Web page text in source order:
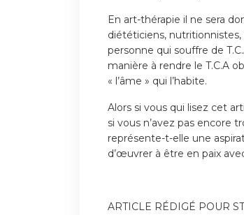
En art-thérapie il ne sera
diététiciens, nutritionnistes,
personne qui souffre de
manière à rendre le T.C.A
« l’âme » qui l’habite.
Alors si vous qui lisez cet
si vous n’avez pas encore
représente-t-elle une
d’œuvrer à être en paix
ARTICLE RÉDIGÉ POUR